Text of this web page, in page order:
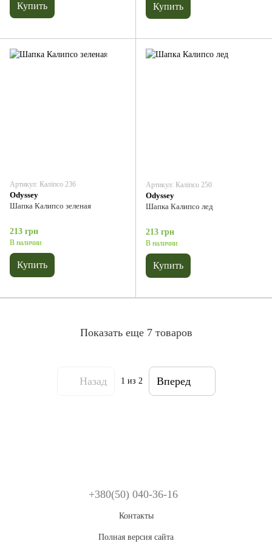
Купить Купить
Артикул: Каліпсо 236
Odyssey
Шапка Калипсо зеленая
213 грн
В наличии
Купить
Артикул: Каліпсо 250
Odyssey
Шапка Калипсо лед
213 грн
В наличии
Купить
Показать еще 7 товаров
Назад 1 из 2 Вперед
+380(50) 040-36-16
Контакты
Полная версия сайта